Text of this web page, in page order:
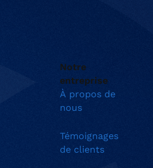
Notre
entreprise
À propos de
nous
Témoignages
de clients